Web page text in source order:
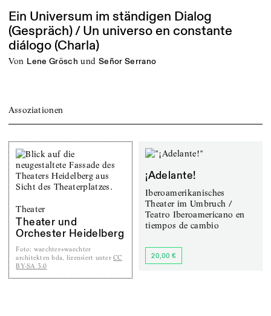
Ein Universum im ständigen Dialog
(Gespräch) / Un universo en constante
diálogo (Charla)
von Lene Grösch und Señor Serrano
Assoziationen
Theater
Theater und
Orchester Heidelberg
Foto: waechter+waechter
architekten bda, lizensiert unterCC
BY-SA 3.0
¡Adelante!
Iberoamerikanisches
Theater im Umbruch /
Teatro Iberoamericano en
tiempos de cambio
20,00 €